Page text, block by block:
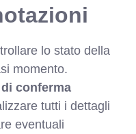
lo stato della
momento.
conferma
tutti i dettagli
eventuali